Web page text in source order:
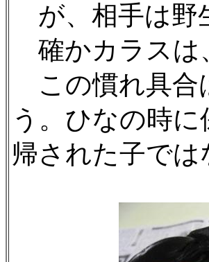
が、相手は野
確かカラスは
この慣れ具合
う。ひなの時
帰された子で